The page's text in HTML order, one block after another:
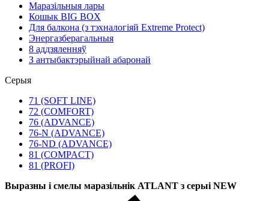
Маразільныя лары
Кошык BIG BOX
Для балкона (з тэхналогіяй Extreme Protect)
Энергазберагальныя
8 аддзяленняў
З антыбактэрыйнай абаронай
Серыя
71 (SOFT LINE)
72 (COMFORT)
76 (ADVANCE)
76-N (ADVANCE)
76-ND (ADVANCE)
81 (COMPACT)
81 (PROFI)
Выразны і смелы маразільнік ATLANT з серыі NEW